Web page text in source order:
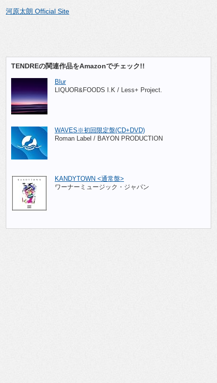
河原太朗 Official Site
TENDREの関連作品をAmazonでチェック!!
Blur
LIQUOR&FOODS I.K / Less+ Project.
WAVES※初回限定盤(CD+DVD)
Roman Label / BAYON PRODUCTION
KANDYTOWN <通常盤>
ワーナーミュージック・ジャパン